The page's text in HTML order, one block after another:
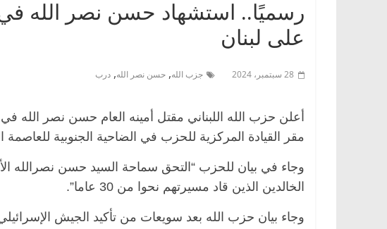
رسميًا.. استشهاد حسن نصر الله في
على لبنان
28 سبتمبر، 2024 جزب الله, حسن نصر الله, درب
أعلن حزب الله اللبناني مقتل أمينه العام حسن نصر الله
مقر القيادة المركزية للحزب في الضاحية الجنوبية للعاصمة
وجاء في بيان للحزب “التحق سماحة السيد حسن نصرالله
الخالدين الذين قاد مسيرتهم نحوا من 30 عاما”.
وجاء بيان حزب الله بعد سويعات من تأكيد الجيش